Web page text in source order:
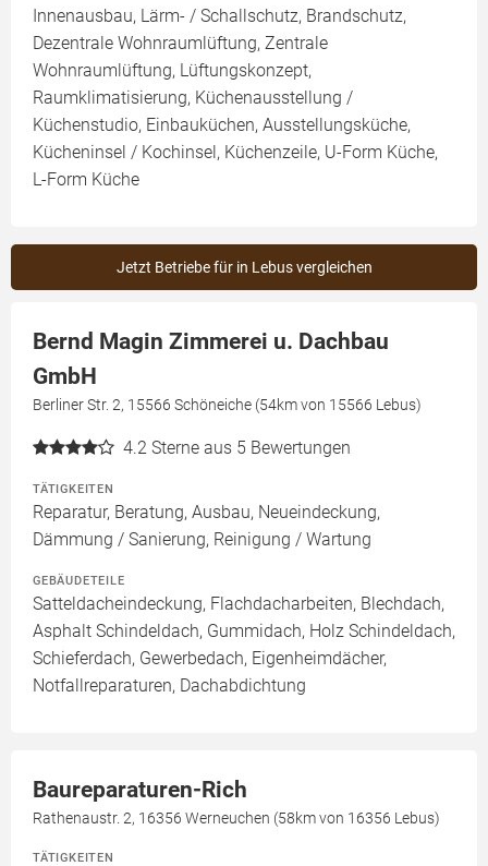
Innenausbau, Lärm- / Schallschutz, Brandschutz,
Dezentrale Wohnraumlüftung, Zentrale
Wohnraumlüftung, Lüftungskonzept,
Raumklimatisierung, Küchenausstellung /
Küchenstudio, Einbauküchen, Ausstellungsküche,
Kücheninsel / Kochinsel, Küchenzeile, U-Form Küche,
L-Form Küche
Jetzt Betriebe für in Lebus vergleichen
Bernd Magin Zimmerei u. Dachbau
GmbH
Berliner Str. 2, 15566 Schöneiche (54km von 15566 Lebus)
4.2 Sterne aus 5 Bewertungen
TÄTIGKEITEN
Reparatur, Beratung, Ausbau, Neueindeckung,
Dämmung / Sanierung, Reinigung / Wartung
GEBÄUDETEILE
Satteldacheindeckung, Flachdacharbeiten, Blechdach,
Asphalt Schindeldach, Gummidach, Holz Schindeldach,
Schieferdach, Gewerbedach, Eigenheimdächer,
Notfallreparaturen, Dachabdichtung
Baureparaturen-Rich
Rathenaustr. 2, 16356 Werneuchen (58km von 16356 Lebus)
TÄTIGKEITEN